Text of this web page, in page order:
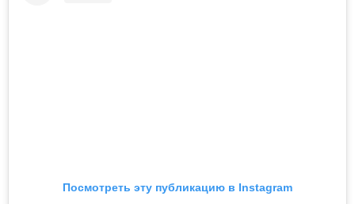
Посмотреть эту публикацию в Instagram